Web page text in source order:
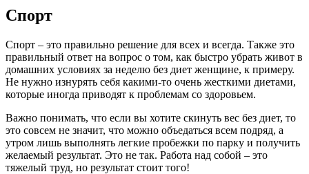
Спорт
Спорт – это правильно решение для всех и всегда. Также это
правильный ответ на вопрос о том, как быстро убрать живот в
домашних условиях за неделю без диет женщине, к примеру.
Не нужно изнурять себя какими-то очень жесткими диетами,
которые иногда приводят к проблемам со здоровьем.
Важно понимать, что если вы хотите скинуть вес без диет, то
это совсем не значит, что можно объедаться всем подряд, а
утром лишь выполнять легкие пробежки по парку и получить
желаемый результат. Это не так. Работа над собой – это
тяжелый труд, но результат стоит того!